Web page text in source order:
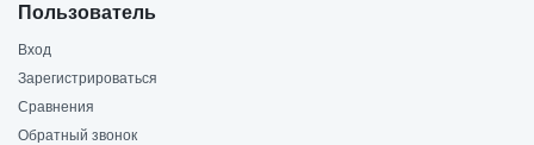
Пользователь
Вход
Зарегистрироваться
Сравнения
Обратный звонок